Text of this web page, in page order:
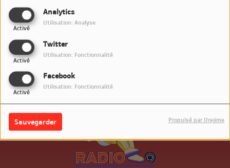
Analytics
Activé
Utilisation: Analyse
Twitter
Activé
Utilisation: Fonctionnalité
Facebook
Activé
Utilisation: Fonctionnalité
Sauvegarder Propulsé par Orejime